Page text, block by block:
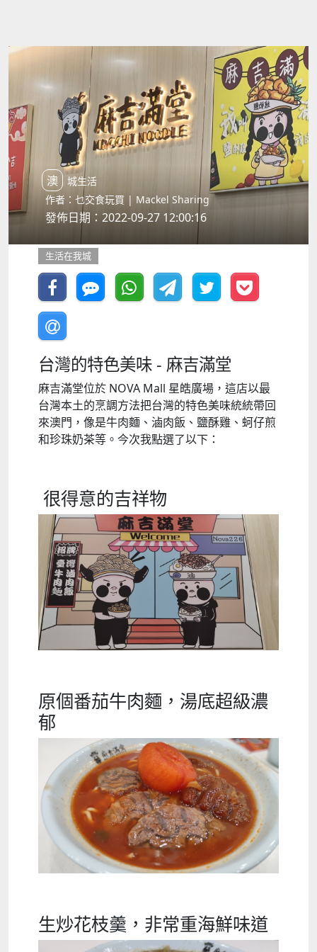
澳城生活
作者：乜交食玩買 | Mackel Sharing
發佈日期：2022-09-27 12:00:16
生活在我城
台灣的特色美味 - 麻吉滿堂
麻吉滿堂位於 NOVA Mall 星皓廣場，這店以最
台灣本土的烹調方法把台灣的特色美味統統帶回
來澳門，像是牛肉麵、滷肉飯、鹽酥雞、蚵仔煎
和珍珠奶茶等。今次我點選了以下：
很得意的吉祥物
原個番茄牛肉麵，湯底超級濃
郁
生炒花枝羹，非常重海鮮味道